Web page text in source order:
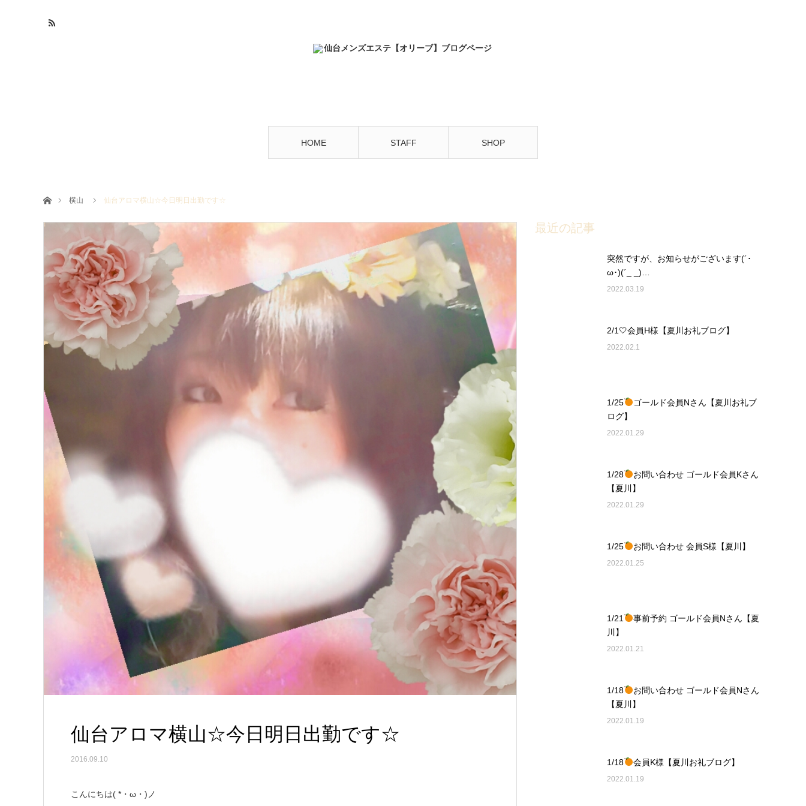
HOME STAFF SHOP
ホーム横山 仙台アロマ横山☆今日明日出勤です☆
仙台アロマ横山☆今日明日出勤です☆
2016.09.10
​こんにちは( *・ω・)ノ
最近の記事
突然ですが、お知らせがございます(´･
ω･)(´_ _)…
2022.03.19
2/1🤍会員H様【夏川お礼ブログ】
2022.02.1
1/25
ゴールド会員Nさん【夏川お礼ブ
ログ】
2022.01.29
1/28
お問い合わせ ゴールド会員Kさん
【夏川】
2022.01.29
1/25 お問い合わせ 会員S様【夏川】
2022.01.25
1/21
事前予約 ゴールド会員Nさん【夏
川】
2022.01.21
1/18
お問い合わせ ゴールド会員Nさん
【夏川】
2022.01.19
1/18 会員K様【夏川お礼ブログ】
2022.01.19